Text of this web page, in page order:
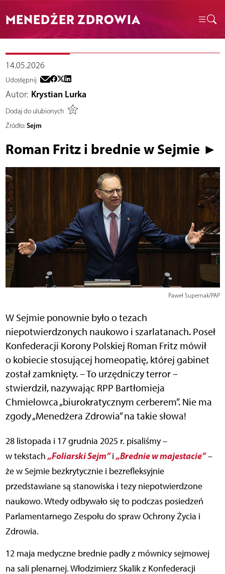
MENEDŻER ZDROWIA
14.05.2026
Udostępnij
Autor: Krystian Lurka
Dodaj do ulubionych
Źródło: Sejm
Roman Fritz i brednie w Sejmie ►
Paweł Supernak/PAP
W Sejmie ponownie było o tezach
niepotwierdzonych naukowo i szarlatanach. Poseł
Konfederacji Korony Polskiej Roman Fritz mówił
o kobiecie stosującej homeopatię, której gabinet
został zamknięty. – To urzędniczy terror –
stwierdził, nazywając RPP Bartłomieja
Chmielowca „biurokratycznym cerberem”. Nie ma
zgody „Menedżera Zdrowia” na takie słowa!
28 listopada i 17 grudnia 2025 r. pisaliśmy –
w tekstach„Foliarski Sejm”i„Brednie w majestacie”–
że w Sejmie bezkrytycznie i bezrefleksyjnie
przedstawiane są stanowiska i tezy niepotwierdzone
naukowo. Wtedy odbywało się to podczas posiedzeń
Parlamentarnego Zespołu do spraw Ochrony Życia i
Zdrowia.
12 maja medyczne brednie padły z mównicy sejmowej
na sali plenarnej. Włodzimierz Skalik z Konfederacji